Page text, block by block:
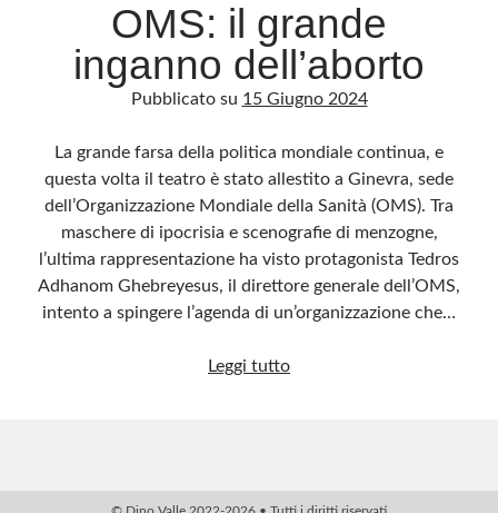
OMS: il grande
inganno dell’aborto
Pubblicato su 15 Giugno 2024
La grande farsa della politica mondiale continua, e
questa volta il teatro è stato allestito a Ginevra, sede
dell’Organizzazione Mondiale della Sanità (OMS). Tra
maschere di ipocrisia e scenografie di menzogne,
l’ultima rappresentazione ha visto protagonista Tedros
Adhanom Ghebreyesus, il direttore generale dell’OMS,
intento a spingere l’agenda di un’organizzazione che…
Leggi tuttoOMS: